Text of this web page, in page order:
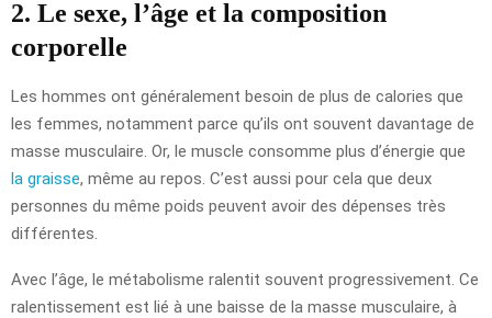
2. Le sexe, l’âge et la composition
corporelle
Les hommes ont généralement besoin de plus de calories que
les femmes, notamment parce qu’ils ont souvent davantage de
masse musculaire. Or, le muscle consomme plus d’énergie que
la graisse, même au repos. C’est aussi pour cela que deux
personnes du même poids peuvent avoir des dépenses très
différentes.
Avec l’âge, le métabolisme ralentit souvent progressivement. Ce
ralentissement est lié à une baisse de la masse musculaire, à